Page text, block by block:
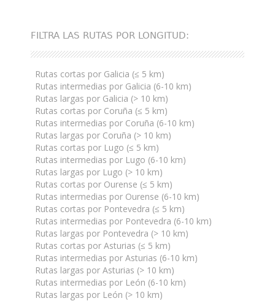
FILTRA LAS RUTAS POR LONGITUD:
Rutas cortas por Galicia (≤ 5 km)
Rutas intermedias por Galicia (6-10 km)
Rutas largas por Galicia (> 10 km)
Rutas cortas por Coruña (≤ 5 km)
Rutas intermedias por Coruña (6-10 km)
Rutas largas por Coruña (> 10 km)
Rutas cortas por Lugo (≤ 5 km)
Rutas intermedias por Lugo (6-10 km)
Rutas largas por Lugo (> 10 km)
Rutas cortas por Ourense (≤ 5 km)
Rutas intermedias por Ourense (6-10 km)
Rutas cortas por Pontevedra (≤ 5 km)
Rutas intermedias por Pontevedra (6-10 km)
Rutas largas por Pontevedra (> 10 km)
Rutas cortas por Asturias (≤ 5 km)
Rutas intermedias por Asturias (6-10 km)
Rutas largas por Asturias (> 10 km)
Rutas intermedias por León (6-10 km)
Rutas largas por León (> 10 km)